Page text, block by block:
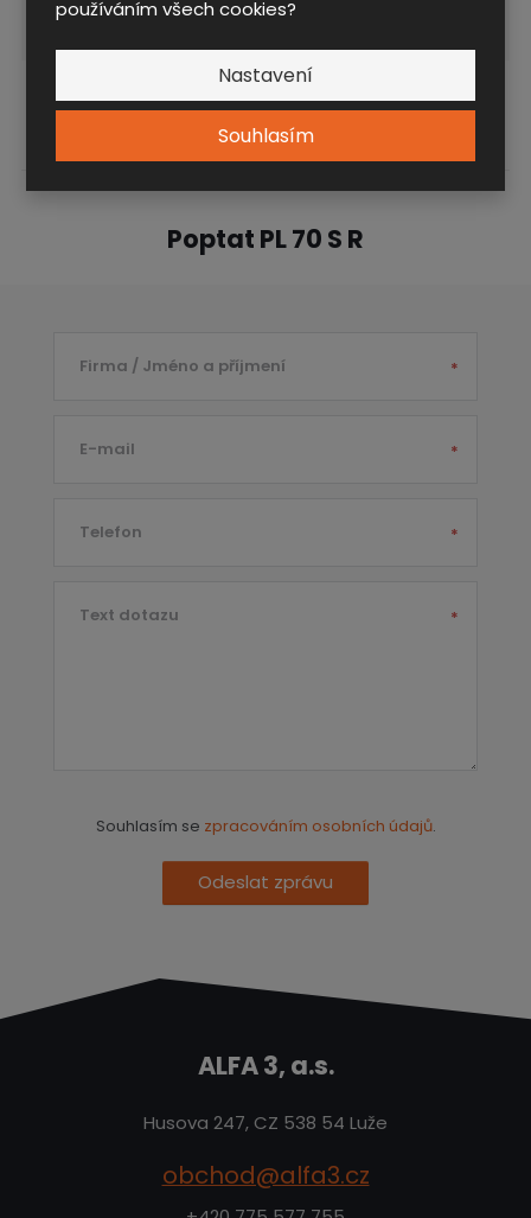
používáním všech cookies?
Nastavení
Souhlasím
Poptat PL 70 S R
Firma / Jméno a příjmení *
E-mail *
Telefon *
Text dotazu *
Odeslat zprávu
Souhlasím se zpracováním osobních údajů.
ALFA 3, a.s.
Husova 247, CZ 538 54 Luže
obchod@alfa3.cz